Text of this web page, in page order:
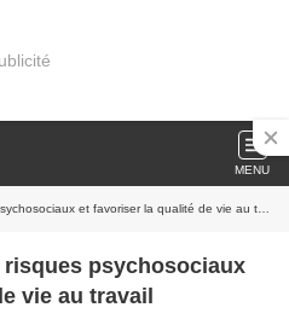
MENU
et favoriser la qualité de vie au travail
psychosociaux
vie au travail